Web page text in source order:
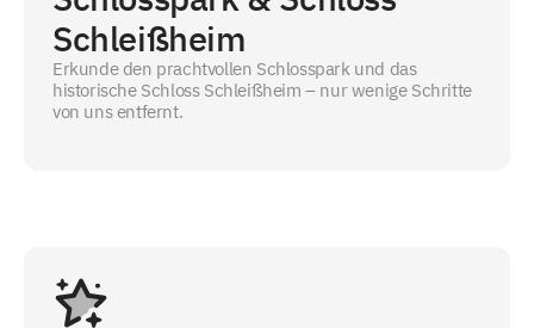
Schleißheim
Erkunde den prachtvollen Schlosspark und das
historische Schloss Schleißheim – nur wenige Schritte
von uns entfernt.